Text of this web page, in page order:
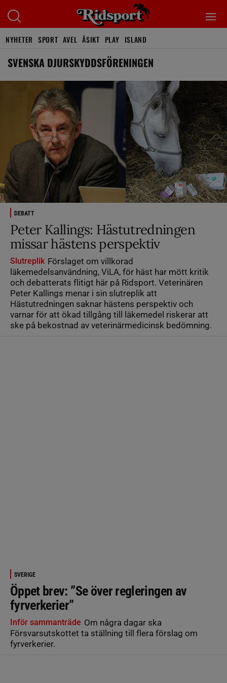
NYHETER SPORT AVEL ÅSIKT PLAY ISLAND
SVENSKA DJURSKYDDSFÖRENINGEN
DEBATT
Peter Kallings: Hästutredningen
missar hästens perspektiv
Slutreplik Förslaget om villkorad
läkemedelsanvändning, ViLA, för häst har mött kritik
och debatterats flitigt här på Ridsport. Veterinären
Peter Kallings menar i sin slutreplik att
Hästutredningen saknar hästens perspektiv och
varnar för att ökad tillgång till läkemedel riskerar att
ske på bekostnad av veterinärmedicinsk bedömning.
SVERIGE
Öppet brev: ”Se över regleringen av
fyrverkerier”
Inför sammanträde Om några dagar ska
Försvarsutskottet ta ställning till flera förslag om
fyrverkerier.